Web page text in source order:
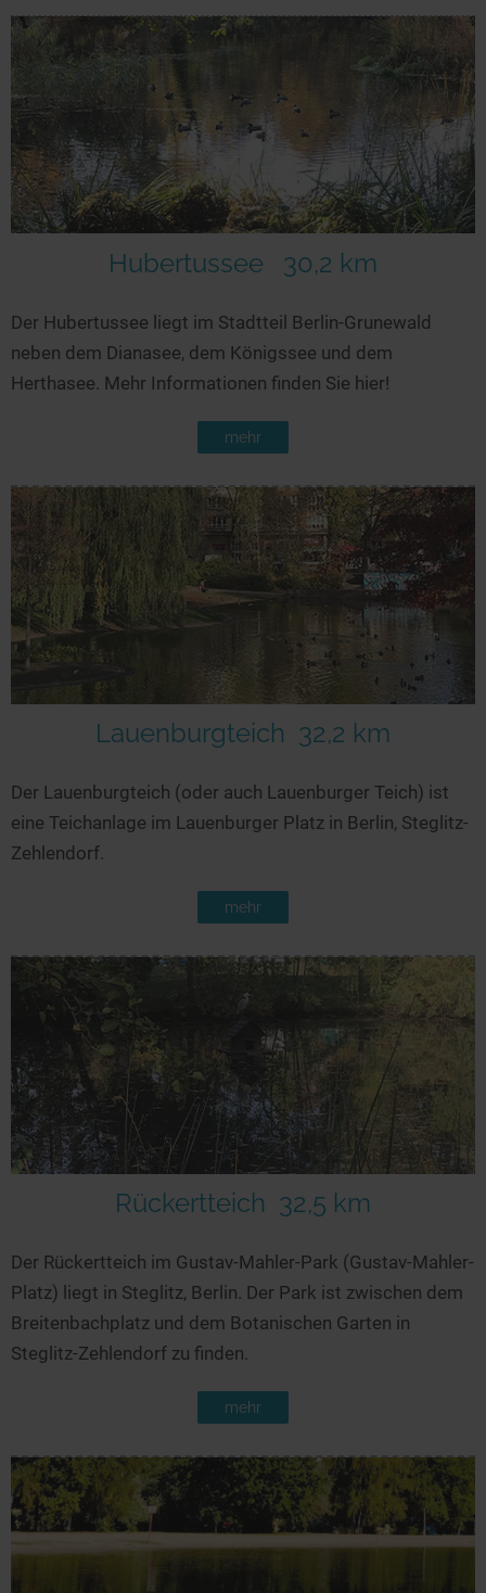
Hubertussee 30,2 km
Der Hubertussee liegt im Stadtteil Berlin-Grunewald
neben dem Dianasee, dem Königssee und dem
Herthasee. Mehr Informationen finden Sie hier!
mehr
Lauenburgteich 32,2 km
Der Lauenburgteich (oder auch Lauenburger Teich) ist
eine Teichanlage im Lauenburger Platz in Berlin, Steglitz-
Zehlendorf.
mehr
Rückertteich 32,5 km
Der Rückertteich im Gustav-Mahler-Park (Gustav-Mahler-
Platz) liegt in Steglitz, Berlin. Der Park ist zwischen dem
Breitenbachplatz und dem Botanischen Garten in
Steglitz-Zehlendorf zu finden.
mehr